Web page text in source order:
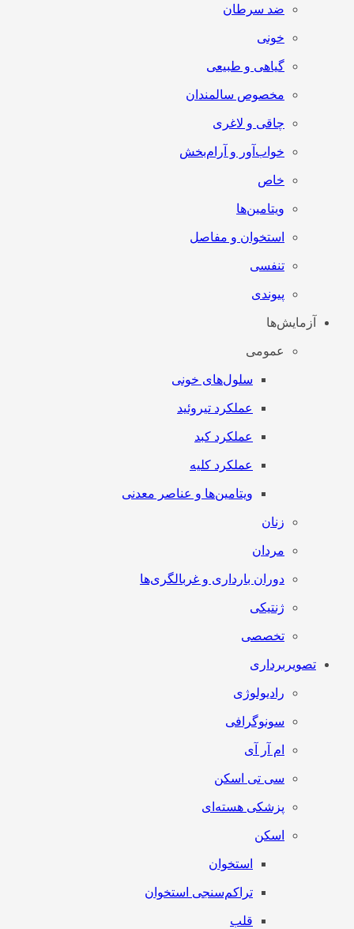
ضد سرطان
خونی
گیاهی و طبیعی
مخصوص سالمندان
چاقی و لاغری
خواب‌آور و آرام‌بخش
خاص
ویتامین‌ها
استخوان و مفاصل
تنفسی
پیوندی
آزمایش‌ها
عمومی
سلول‌های خونی
عملکرد تیروئید
عملکرد کبد
عملکرد کلیه
ویتامین‌ها و عناصر معدنی
زنان
مردان
دوران بارداری و غربالگری‌ها
ژنتیکی
تخصصی
تصویربرداری
رادیولوژی
سونوگرافی
ام آر آی
سی تی اسکن
پزشکی هسته‌ای
اسکن
استخوان
تراکم‌سنجی استخوان
قلب